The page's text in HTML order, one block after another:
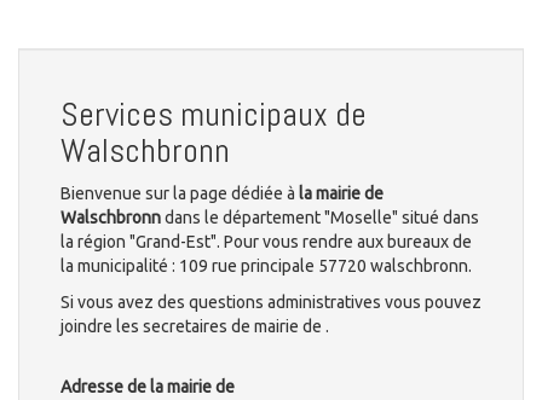
Services municipaux de
Walschbronn
Bienvenue sur la page dédiée à la mairie de
Walschbronndans le département "Moselle" situé dans
la région "Grand-Est". Pour vous rendre aux bureaux de
la municipalité : 109 rue principale 57720 walschbronn.
Si vous avez des questions administratives vous pouvez
joindre les secretaires de mairie de .
Adresse de la mairie de